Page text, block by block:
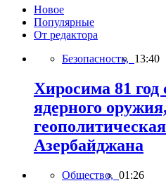
Новое
Популярные
От редактора
Безопасность, 13:40
Хиросима 81 год
ядерного
Азербайджана
Общество, 01:26